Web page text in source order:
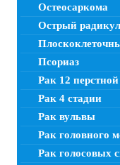
Остеосаркома
Острый
Псориаз
Рак 12
Рак 4 стадии
Рак вульвы
Рак головного
Рак голосовых